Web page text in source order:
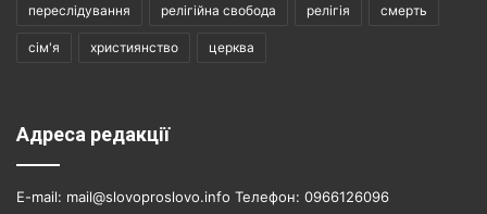
переслідування релігійна свобода релігія смерть
сім'я християнство церква
Адреса редакції
E-mail: mail@slovoproslovo.info Телефон: 0966126096